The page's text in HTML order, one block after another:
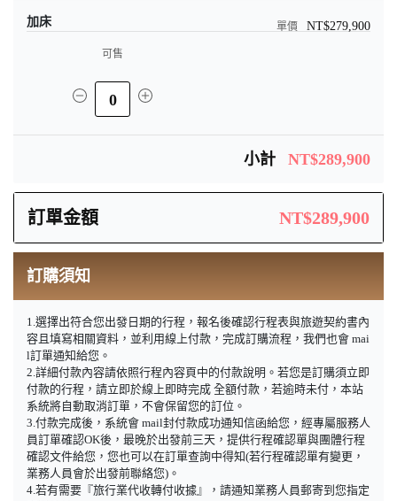
加床 NT$279,900
可售
0
小計 NT$289,900
訂單金額 NT$289,900
訂購須知
1.選擇出符合您出發日期的行程，報名後確認行程表與旅遊契約書內
容且填寫相關資料，並利用線上付款，完成訂購流程，我們也會 mai
l訂單通知給您。
2.詳細付款內容請依照行程內容頁中的付款說明。若您是訂購須立即
付款的行程，請立即於線上即時完成 全額付款，若逾時未付，本站
系統將自動取消訂單，不會保留您的訂位。
3.付款完成後，系統會 mail封付款成功通知信函給您，經專屬服務人
員訂單確認OK後，最晚於出發前三天，提供行程確認單與團體行程
確認文件給您，您也可以在訂單查詢中得知(若行程確認單有變更，
業務人員會於出發前聯絡您)。
4.若有需要『旅行業代收轉付收據』，請通知業務人員郵寄到您指定